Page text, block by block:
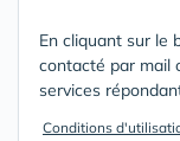
En cliquant sur le
contacté par mail
services
Conditions